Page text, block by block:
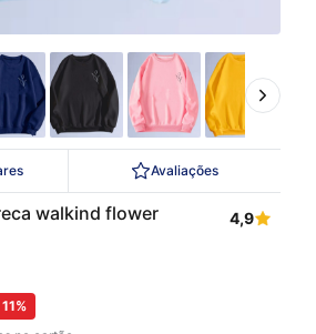
Avaliações
walkind flower 4,9
11%